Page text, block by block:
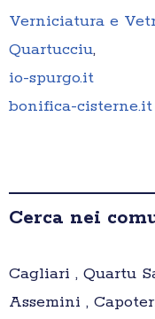
Verniciatura e
Quartucciu,
io-spurgo.it
bonifica-cisterne.it
Cerca nei
Cagliari , Quartu
Assemini ,